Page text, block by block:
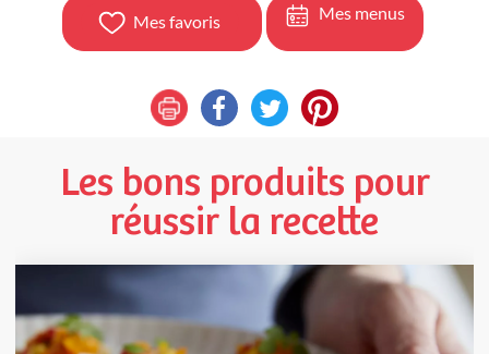
Mes favoris Mes menus
Les bons produits pour
réussir la recette